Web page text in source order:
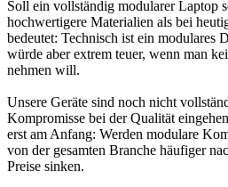
Soll ein vollständig modularer Laptop
hochwertigere Materialien als bei
bedeutet: Technisch ist ein modulares
würde aber extrem teuer, wenn man
nehmen will.
Unsere Geräte sind noch nicht
Kompromisse bei der Qualität
erst am Anfang: Werden modulare
von der gesamten Branche häufiger
Preise sinken.